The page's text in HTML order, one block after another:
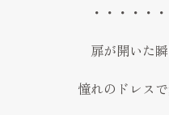
・・・・・
扉が開いた
憧れのドレス